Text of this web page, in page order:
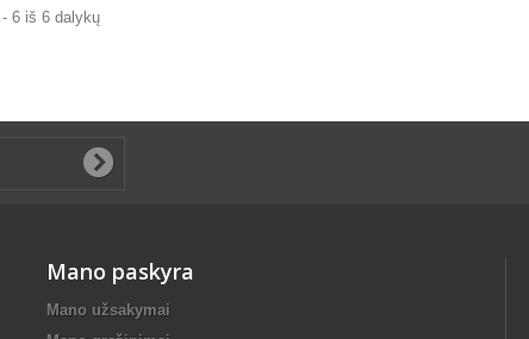
6 iš 6 dalykų
Mano paskyra
Mano užsakymai